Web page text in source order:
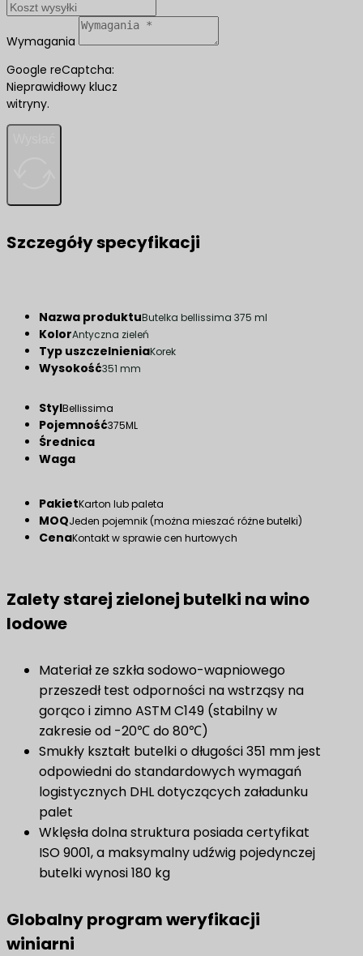
Wymagania
Google reCaptcha:
Nieprawidłowy klucz
witryny.
Szczegóły specyfikacji
Nazwa produktuButelka bellissima 375 ml
KolorAntyczna zieleń
Typ uszczelnieniaKorek
Wysokość351 mm
StylBellissima
Pojemność375ML
Średnica
Waga
PakietKarton lub paleta
MOQJeden pojemnik (można mieszać różne butelki)
CenaKontakt w sprawie cen hurtowych
Zalety starej zielonej butelki na wino
lodowe
Materiał ze szkła sodowo-wapniowego
przeszedł test odporności na wstrząsy na
gorąco i zimno ASTM C149 (stabilny w
zakresie od -20℃ do 80℃)
Smukły kształt butelki o długości 351 mm jest
odpowiedni do standardowych wymagań
logistycznych DHL dotyczących załadunku
palet
Wklęsła dolna struktura posiada certyfikat
ISO 9001, a maksymalny udźwig pojedynczej
butelki wynosi 180 kg
Globalny program weryfikacji
winiarni